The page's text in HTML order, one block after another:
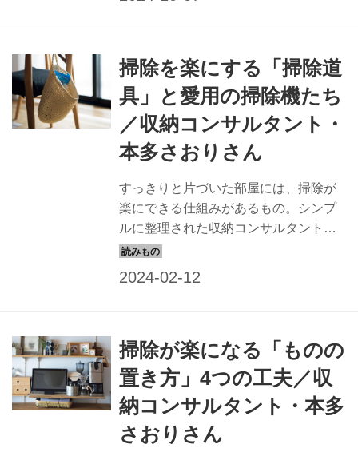
掃除を楽にする「掃除道
具」と愛用の掃除機たち
／収納コンサルタント・
本多さおりさん
すっきりと片づいた部屋には、掃除が
楽にできる仕組みがあるもの。シンプ
ルに整理された収納コンサルタントの
本多さおりさんのご自宅で、掃除が楽
掃除が楽になる「ものの
置き方」4つの工夫／収
納コンサルタント・本多
さおりさん